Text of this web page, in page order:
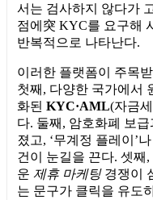
서는 검사하지 않다가
점에突 KYC를 요구해
반복적으로 나타난다.
이러한 플랫폼이 주목
첫째, 다양한 국가에서
화된 KYC·AML(자금
다. 둘째, 암호화폐 보
졌고, ‘무계정 플레이’
건이 눈길을 끈다. 셋째
운 제휴 마케팅경쟁이
는 문구가 클릭을 유도